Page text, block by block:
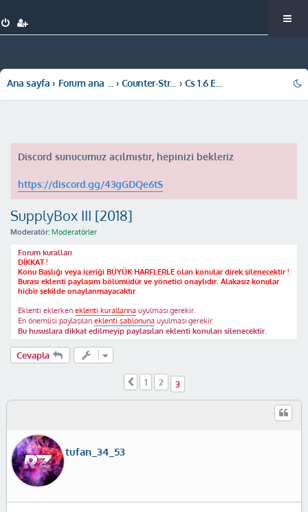
Ana sayfa Counter-Strike 1.6 Cs 1.6 Eklentiler ( Pluginler )
Discord sunucumuz açılmıştır, hepinizi bekleriz
https://discord.gg/43gGDQe6tS
SupplyBox III [2018]
Moderatör: Moderatörler
Forum kuralları
DİKKAT !
Konu Başlığı veya içeriği BÜYÜK HARFLERLE olan konular direk silenecektir !
Burası eklenti paylaşım bölümüdür ve yönetici onaylıdır. Alakasız konular
hiçbir şekilde onaylanmayacaktır
Eklenti eklerken eklenti kurallarına uyulması gerekir.
En önemlisi paylaşılan eklenti şablonuna uyulması gerekir.
Bu hususlara dikkat edilmeyip paylaşılan eklenti konuları silenecektir.
Cevapla
Önceki
1 2 3
tufan_34_53